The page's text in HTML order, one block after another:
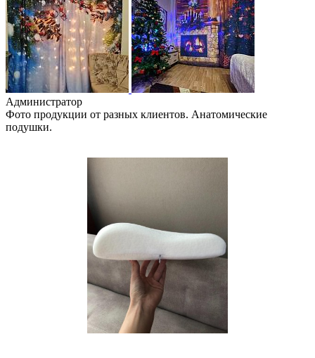
Администратор
Фото продукции от разных клиентов. Анатомические
подушки.